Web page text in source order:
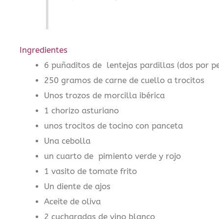
Ingredientes
6 puñaditos de lentejas pardillas (dos por
250 gramos de carne de cuello a trocitos
Unos trozos de morcilla ibérica
1 chorizo asturiano
unos trocitos de tocino con panceta
Una cebolla
un cuarto de pimiento verde y rojo
1 vasito de tomate frito
Un diente de ajos
Aceite de oliva
2 cucharadas de vino blanco